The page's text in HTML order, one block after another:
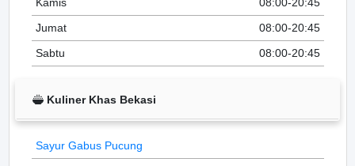
Jumat
08:00-20:45
Sabtu
08:00-20:45
Kuliner Khas Bekasi
Sayur Gabus Pucung